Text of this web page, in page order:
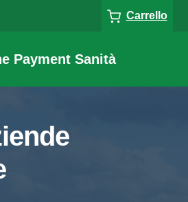
Carrello
Payment Sanità